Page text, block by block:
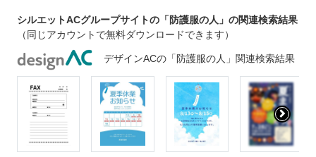
シルエットACグループサイトの「防護服の人」の関連検索結果
（同じアカウントで無料ダウンロードできます）
デザインACの「防護服の人」関連検索結果